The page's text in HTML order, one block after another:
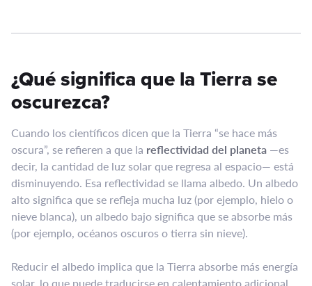
¿Qué significa que la Tierra se
oscurezca?
Cuando los científicos dicen que la Tierra “se hace más
oscura”, se refieren a que la reflectividad del planeta —es
decir, la cantidad de luz solar que regresa al espacio— está
disminuyendo. Esa reflectividad se llama albedo. Un albedo
alto significa que se refleja mucha luz (por ejemplo, hielo o
nieve blanca), un albedo bajo significa que se absorbe más
(por ejemplo, océanos oscuros o tierra sin nieve).
Reducir el albedo implica que la Tierra absorbe más energía